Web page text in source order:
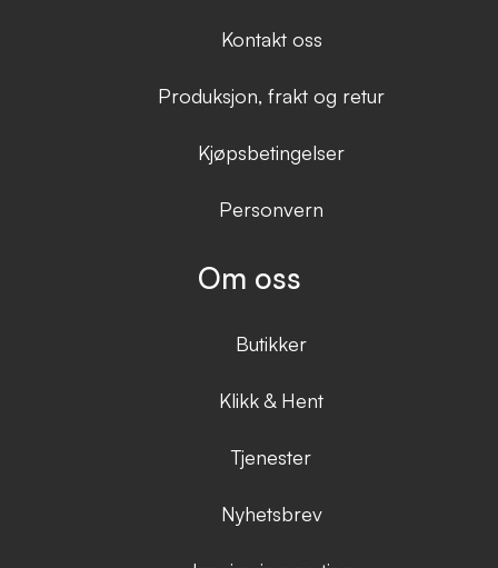
Kontakt oss
Produksjon, frakt og retur
Kjøpsbetingelser
Personvern
Om oss
Butikker
Klikk & Hent
Tjenester
Nyhetsbrev